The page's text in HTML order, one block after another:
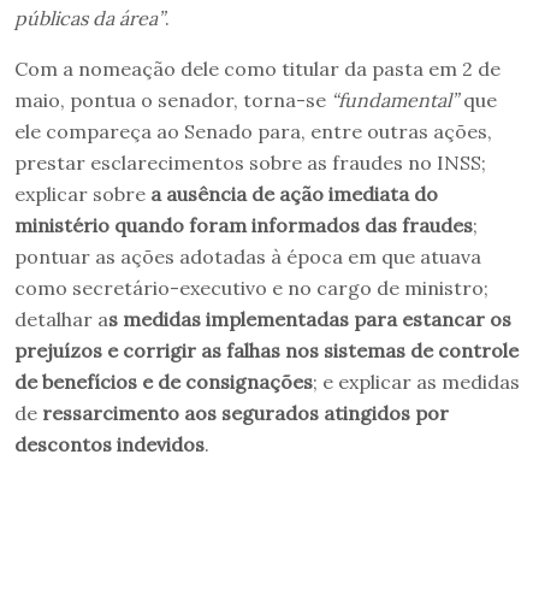
públicas da área”.
Com a nomeação dele como titular da pasta em 2 de
maio, pontua o senador, torna-se “fundamental”que
ele compareça ao Senado para, entre outras ações,
prestar esclarecimentos sobre as fraudes no INSS;
explicar sobre a ausência de ação imediata do
ministério quando foram informados das fraudes;
pontuar as ações adotadas à época em que atuava
como secretário-executivo e no cargo de ministro;
detalhar as medidas implementadas para estancar os
prejuízos e corrigir as falhas nos sistemas de controle
de benefícios e de consignações; e explicar as medidas
de ressarcimento aos segurados atingidos por
descontos indevidos.